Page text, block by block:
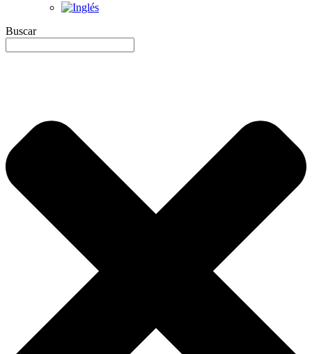
Buscar